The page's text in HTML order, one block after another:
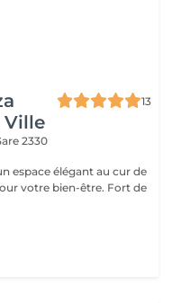
Ville
13
2330
espace élégant au cur de
bien-être. Fort de